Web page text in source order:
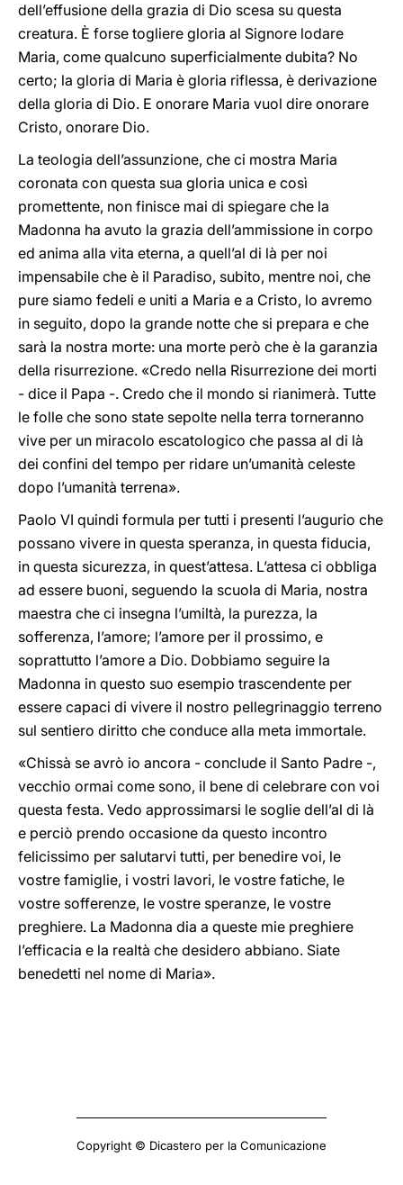
dell’effusione della grazia di Dio scesa su questa
creatura. È forse togliere gloria al Signore lodare
Maria, come qualcuno superficialmente dubita? No
certo; la gloria di Maria è gloria riflessa, è derivazione
della gloria di Dio. E onorare Maria vuol dire onorare
Cristo, onorare Dio.
La teologia dell’assunzione, che ci mostra Maria
coronata con questa sua gloria unica e così
promettente, non finisce mai di spiegare che la
Madonna ha avuto la grazia dell’ammissione in corpo
ed anima alla vita eterna, a quell’al di là per noi
impensabile che è il Paradiso, subito, mentre noi, che
pure siamo fedeli e uniti a Maria e a Cristo, lo avremo
in seguito, dopo la grande notte che si prepara e che
sarà la nostra morte: una morte però che è la garanzia
della risurrezione. «Credo nella Risurrezione dei morti
- dice il Papa -. Credo che il mondo si rianimerà. Tutte
le folle che sono state sepolte nella terra torneranno
vive per un miracolo escatologico che passa al di là
dei confini del tempo per ridare un’umanità celeste
dopo l’umanità terrena».
Paolo VI quindi formula per tutti i presenti l’augurio che
possano vivere in questa speranza, in questa fiducia,
in questa sicurezza, in quest’attesa. L’attesa ci obbliga
ad essere buoni, seguendo la scuola di Maria, nostra
maestra che ci insegna l’umiltà, la purezza, la
sofferenza, l’amore; l’amore per il prossimo, e
soprattutto l’amore a Dio. Dobbiamo seguire la
Madonna in questo suo esempio trascendente per
essere capaci di vivere il nostro pellegrinaggio terreno
sul sentiero diritto che conduce alla meta immortale.
«Chissà se avrò io ancora - conclude il Santo Padre -,
vecchio ormai come sono, il bene di celebrare con voi
questa festa. Vedo approssimarsi le soglie dell’al di là
e perciò prendo occasione da questo incontro
felicissimo per salutarvi tutti, per benedire voi, le
vostre famiglie, i vostri lavori, le vostre fatiche, le
vostre sofferenze, le vostre speranze, le vostre
preghiere. La Madonna dia a queste mie preghiere
l’efficacia e la realtà che desidero abbiano. Siate
benedetti nel nome di Maria».
Copyright © Dicastero per la Comunicazione